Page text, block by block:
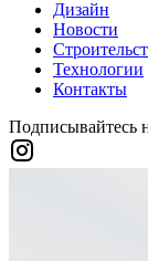
Дизайн
Новости
Технологии
Контакты
Подписывайтесь